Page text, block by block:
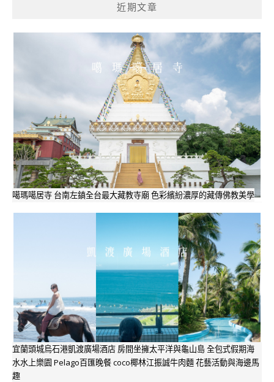
近期文章
噶瑪噶居寺 台南左鎮全台最大藏教寺廟 色彩繽紛濃厚的藏傳佛教美學
宜蘭頭城烏石港凱渡廣場酒店 房間坐擁太平洋與龜山島 全包式假期海
水水上樂園 Pelago百匯晚餐 coco椰林江振誠牛肉麵 花藝活動與海邊馬
趣